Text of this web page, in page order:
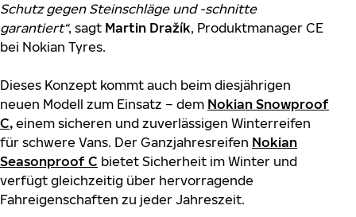
Schutz gegen Steinschläge und -schnitte
garantiert“, sagt Martin Dražík, Produktmanager CE
bei Nokian Tyres.
Dieses Konzept kommt auch beim diesjährigen
neuen Modell zum Einsatz – dem Nokian Snowproof
C, einem sicheren und zuverlässigen Winterreifen
für schwere Vans. Der Ganzjahresreifen Nokian
Seasonproof C bietet Sicherheit im Winter und
verfügt gleichzeitig über hervorragende
Fahreigenschaften zu jeder Jahreszeit.